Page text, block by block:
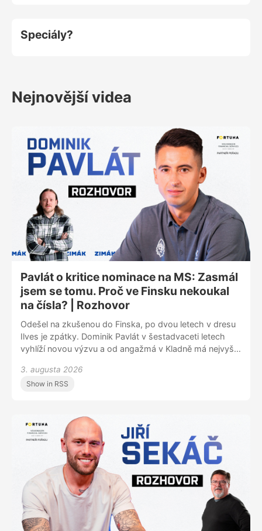
Speciály?
Nejnovější videa
Pavlát o kritice nominace na MS: Zasmál
jsem se tomu. Proč ve Finsku nekoukal
na čísla? | Rozhovor
Odešel na zkušenou do Finska, po dvou letech v dresu
Ilves je zpátky. Dominik Pavlát v šestadvaceti letech
vyhlíží novou výzvu a od angažmá v Kladně má nejvyšší
zní možná divně, musím se vrátit zpátky do Česka.
Úroveň tady bude obrovská,“ popsal důvody, proč se
měla dostat do nominace na mistrovství světa.
3. augusta 2026
Show in RSS